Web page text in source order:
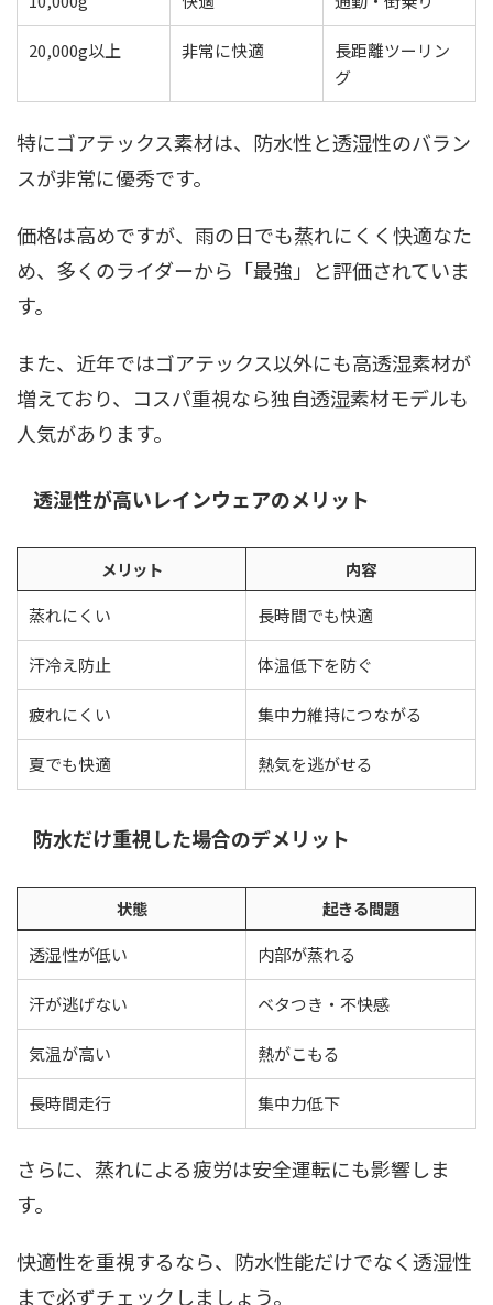
20,000g以上 非常に快適
長距離ツーリン
グ
特にゴアテックス素材は、防水性と透湿性のバラン
スが非常に優秀です。
価格は高めですが、雨の日でも蒸れにくく快適なた
め、多くのライダーから「最強」と評価されていま
す。
また、近年ではゴアテックス以外にも高透湿素材が
増えており、コスパ重視なら独自透湿素材モデルも
人気があります。
透湿性が高いレインウェアのメリット
メリット
内容
蒸れにくい
長時間でも快適
汗冷え防止 体温低下を防ぐ
疲れにくい 集中力維持につながる
夏でも快適 熱気を逃がせる
防水だけ重視した場合のデメリット
状態
起きる問題
透湿性が低い
内部が蒸れる
汗が逃げない ベタつき・不快感
気温が高い 熱がこもる
長時間走行 集中力低下
さらに、蒸れによる疲労は安全運転にも影響しま
す。
快適性を重視するなら、防水性能だけでなく透湿性
まで必ずチェックしましょう。